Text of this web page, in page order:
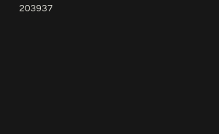
203937